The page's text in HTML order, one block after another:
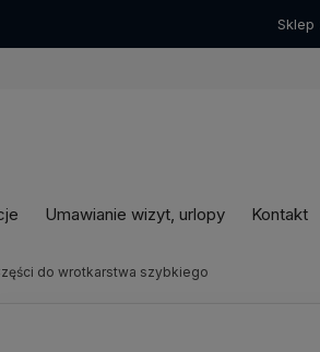
Umów
Umawianie wizyt, urlopy Kontakt
do wrotkarstwa szybkiego